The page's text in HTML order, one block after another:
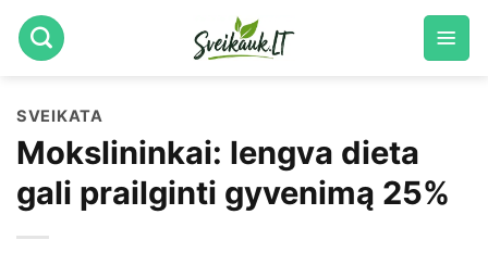
Skip
to
SVEIKATA
Mokslininkai: lengva dieta
gali prailginti gyvenimą 25%